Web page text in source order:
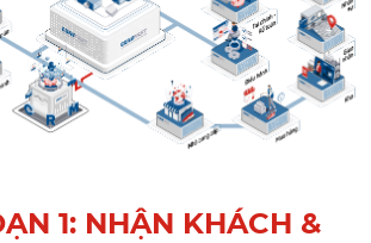
1: NHẬN KHÁCH &